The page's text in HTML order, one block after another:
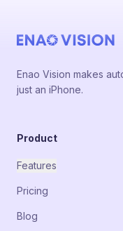
Enao Vision makes
just an iPhone.
Product
Features
Pricing
Blog